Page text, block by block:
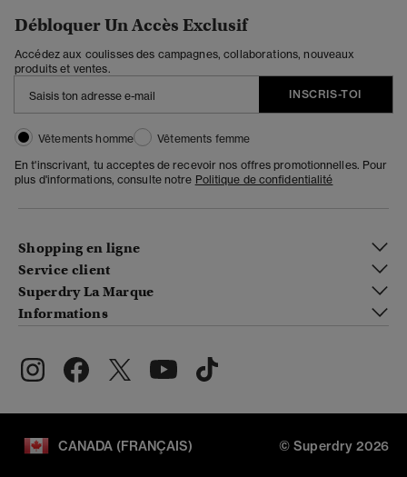
Débloquer Un Accès Exclusif
Accédez aux coulisses des campagnes, collaborations, nouveaux
produits et ventes.
INSCRIS-TOI
Vêtements homme
Vêtements femme
En t'inscrivant, tu acceptes de recevoir nos offres promotionnelles. Pour
plus d'informations, consulte notre Politique de confidentialité
Shopping en ligne
Service client
Superdry La Marque
Informations
CANADA (FRANÇAIS) © Superdry 2026